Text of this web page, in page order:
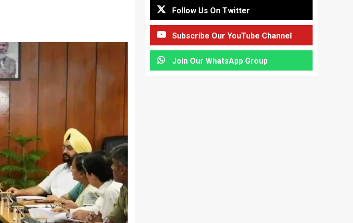
Follow Us On Twitter
Subscribe Our YouTube Channel
Join Our WhatsApp Group